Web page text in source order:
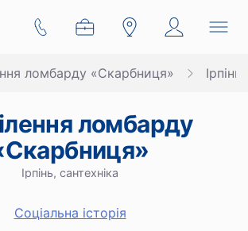
ломбарду «Скарбниця» Ірпінь
ломбарду
Ірпінь, сантехніка
Cоціальна історія